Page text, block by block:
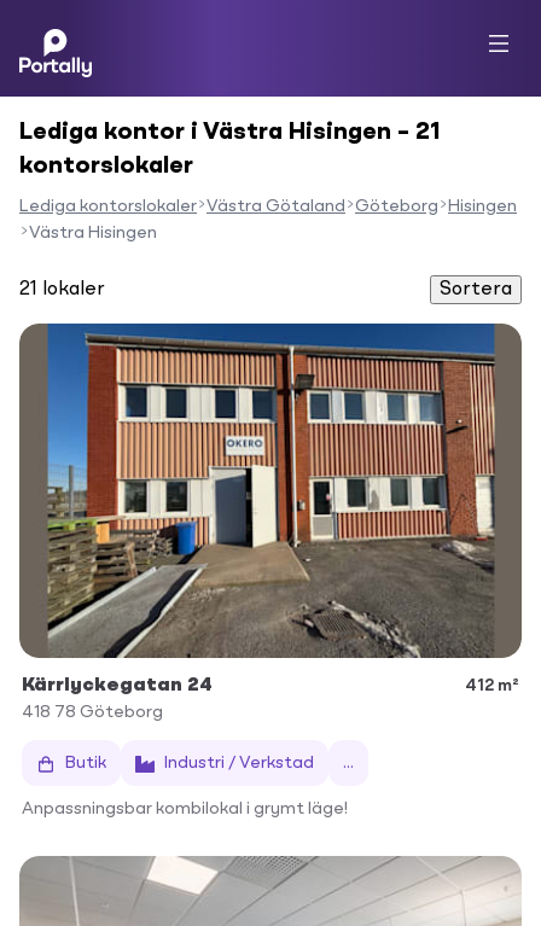
Lediga kontor i Västra Hisingen – 21
kontorslokaler
Lediga kontorslokaler Västra Götaland Göteborg
Hisingen
Västra Hisingen
21 lokaler Sortera
Kärrlyckegatan 24
412 m²
418 78 Göteborg
Butik Industri / Verkstad ...
Anpassningsbar kombilokal i grymt läge!